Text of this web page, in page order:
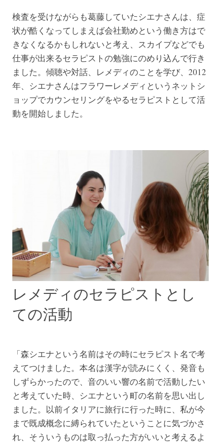
検査を受けながらも葛藤していたシエナさんは、症
状が酷くなってしまえば会社勤めという働き方はで
きなくなるかもしれないと考え、スカイプなどでも
仕事が出来るセラピストの勉強にのめり込んで行き
ました。傾聴や対話、レメディのことを学び、2012
年、シエナさんはフラワーレメディというネットシ
ョップでカウンセリングをやるセラピストとして活
動を開始しました。
レメディのセラピストとし
ての活動
「森シエナという名前はその時にセラピスト名で考
えてつけました。本名は漢字が読みにくく、発音も
しずらかったので、音のいい響の名前で活動したい
と考えていた時、シエナという町の名前を思い出し
ました。以前イタリアに旅行に行った時に、私が今
まで既成概念に縛られていたということに気づかさ
れ、そういうものは取っ払った方がいいと考えるよ